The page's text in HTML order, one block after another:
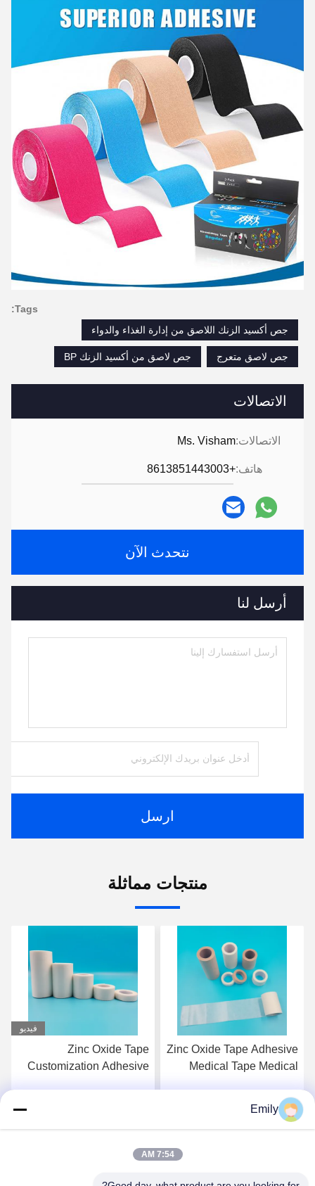
الاتصالات
الاتصالات:Ms. Visham
هاتف:+8613851443003
نتحدث الآن
أرسل لنا
ارسل
Tags:
جص أكسيد الزنك اللاصق من إدارة الغذاء والدواء
جص لاصق متعرج جص لاصق من أكسيد الزنك BP
منتجات مماثلة
فيديو
Zinc Oxide Tape
Customization Adhesive
Instrument Classification
Not Waterproof
احصل على أفضل سعر
Zinc Oxide Tape Latex-
Free White Zinc Oxide For
Emily
7:54 AM